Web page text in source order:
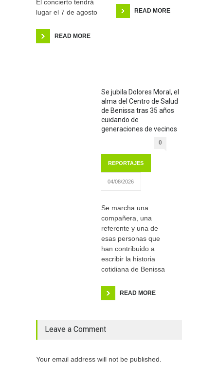
El concierto tendrá
lugar el 7 de agosto
READ MORE
READ MORE
Se jubila Dolores Moral, el
alma del Centro de Salud
de Benissa tras 35 años
cuidando de
generaciones de vecinos
0
REPORTAJES
04/08/2026
Se marcha una
compañera, una
referente y una de
esas personas que
han contribuido a
escribir la historia
cotidiana de Benissa
READ MORE
Leave a Comment
Your email address will not be published.